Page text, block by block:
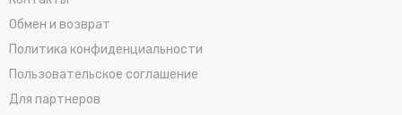
Обмен и возврат
Политика конфиденциальности
Пользовательское соглашение
Для партнеров